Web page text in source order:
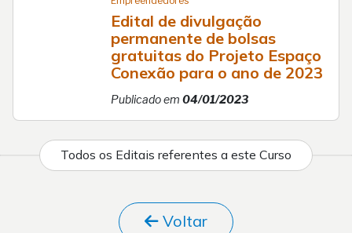
Edital de divulgação
permanente de bolsas
gratuitas do Projeto Espaço
Conexão para o ano de 2023
Publicado em 04/01/2023
Todos os Editais referentes a este Curso
Voltar